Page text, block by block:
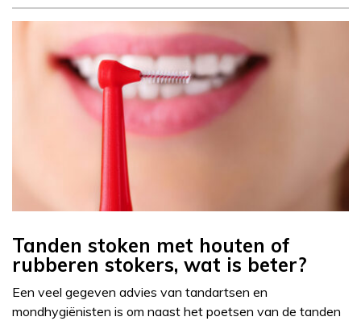
Tanden stoken met houten of
rubberen stokers, wat is beter?
Een veel gegeven advies van tandartsen en
mondhygiënisten is om naast het poetsen van de tanden